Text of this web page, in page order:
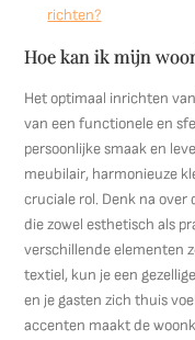
richten?
Hoe kan ik mijn
Het optimaal inrichten
van een functionele en
persoonlijke smaak en
meubilair, harmonieuze
cruciale rol. Denk na
die zowel esthetisch als
verschillende elementen
textiel, kun je een
en je gasten zich thuis
accenten maakt de